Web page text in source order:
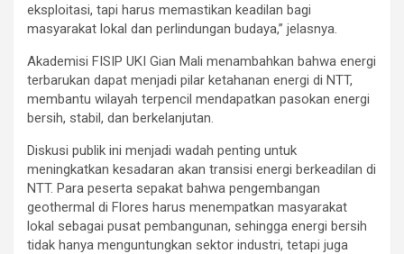
eksploitasi, tapi harus memastikan keadilan bagi
masyarakat lokal dan perlindungan budaya,” jelasnya.
Akademisi FISIP UKI Gian Mali menambahkan bahwa energi
terbarukan dapat menjadi pilar ketahanan energi di NTT,
membantu wilayah terpencil mendapatkan pasokan energi
bersih, stabil, dan berkelanjutan.
Diskusi publik ini menjadi wadah penting untuk
meningkatkan kesadaran akan transisi energi berkeadilan di
NTT. Para peserta sepakat bahwa pengembangan
geothermal di Flores harus menempatkan masyarakat
lokal sebagai pusat pembangunan, sehingga energi bersih
tidak hanya menguntungkan sektor industri, tetapi juga